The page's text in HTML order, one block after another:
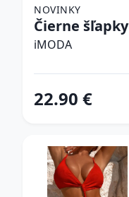
NOVINKY
Čierne šľapky
iMODA
22.90 €